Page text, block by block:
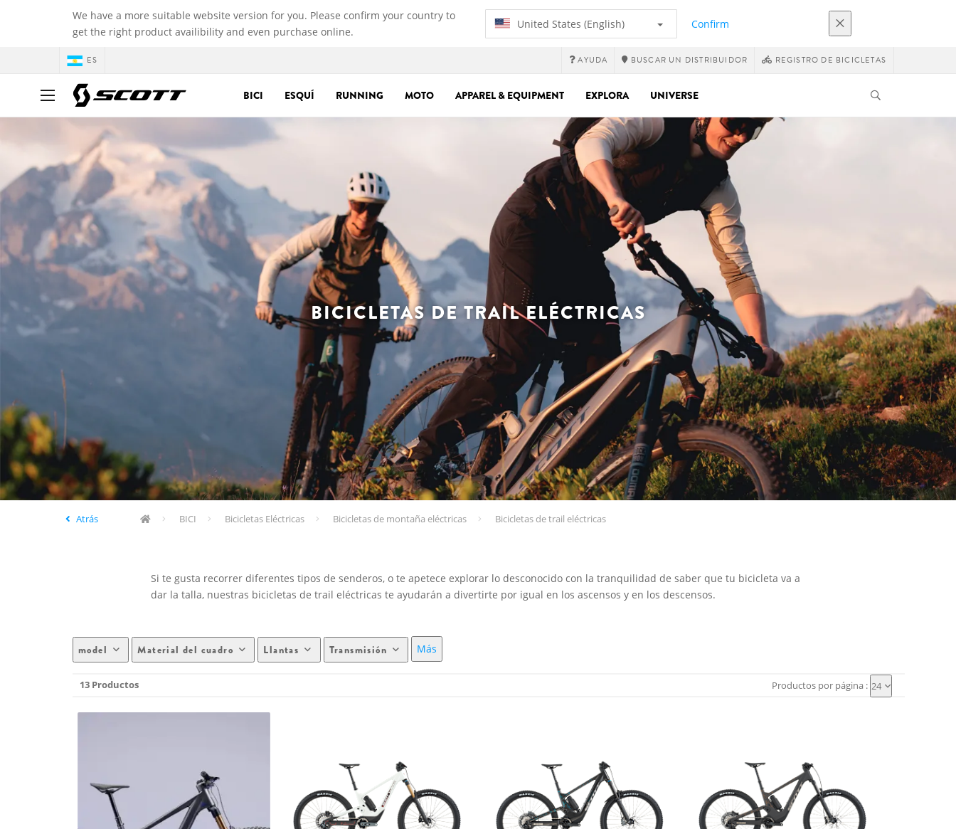
We have a more suitable website version for you. Please confirm your country to
get the right product availibility and even purchase online.
United States (English) Confirm
ES AYUDA BUSCAR UN DISTRIBUIDOR REGISTRO DE BICICLETAS
BICI ESQUÍ RUNNING MOTO APPAREL & EQUIPMENT EXPLORA UNIVERSE
BICICLETAS DE TRAIL ELÉCTRICAS
Atrás BICI Bicicletas Eléctricas Bicicletas de montaña eléctricas Bicicletas de trail eléctricas
Si te gusta recorrer diferentes tipos de senderos, o te apetece explorar lo desconocido con la tranquilidad de saber que tu bicicleta va a
dar la talla, nuestras bicicletas de trail eléctricas te ayudarán a divertirte por igual en los ascensos y en los descensos.
model Material del cuadro Llantas Transmisión Más
13 Productos Productos por página : 24